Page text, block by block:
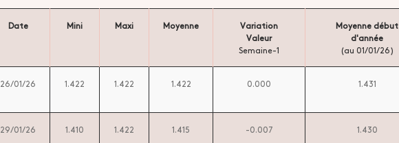
Date Mini Maxi Moyenne
Variation
Valeur
Semaine-1
Moyenne début
d'année
(au 01/01/26)
26/01/26 1.422 1.422 1.422 0.000 1.431
29/01/26 1.410 1.422 1.415 -0.007 1.430